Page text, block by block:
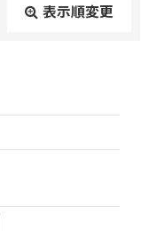
表示順変更